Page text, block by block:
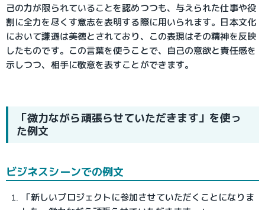
己の力が限られていることを認めつつも、与えられた仕事や役
割に全力を尽くす意志を表明する際に用いられます。日本文化
において謙遜は美徳とされており、この表現はその精神を反映
したものです。この言葉を使うことで、自己の意欲と責任感を
示しつつ、相手に敬意を表すことができます。
「微力ながら頑張らせていただきます」を使っ
た例文
ビジネスシーンでの例文
「新しいプロジェクトに参加させていただくことになりま